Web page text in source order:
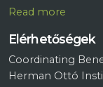
Read more
Elérhetőségek
Coordinating
Herman Ottó